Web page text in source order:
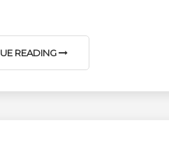
READING